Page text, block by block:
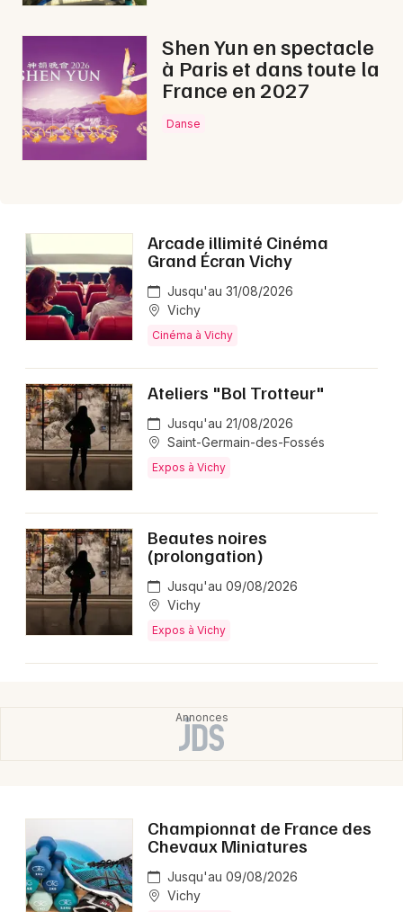
Magazine à Vichy
03 - Allier
Choisir mes départements
Mon email
Je m'abonne
Shen Yun en spectacle
à Paris et dans toute la
France en 2027
Danse
Arcade illimité Cinéma
Grand Écran Vichy
Jusqu'au 31/08/2026
Vichy
Cinéma à Vichy
Ateliers "Bol Trotteur"
Jusqu'au 21/08/2026
Saint-Germain-des-Fossés
Expos à Vichy
Beautes noires
(prolongation)
Jusqu'au 09/08/2026
Vichy
Expos à Vichy
Championnat de France des
Chevaux Miniatures
Jusqu'au 09/08/2026
Vichy